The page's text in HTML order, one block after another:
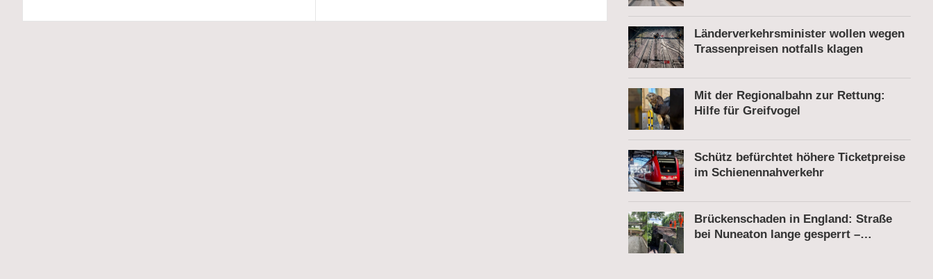
Länderverkehrsminister wollen wegen
Trassenpreisen notfalls klagen
Mit der Regionalbahn zur Rettung:
Hilfe für Greifvogel
Schütz befürchtet höhere Ticketpreise
im Schienennahverkehr
Brückenschaden in England: Straße
bei Nuneaton lange gesperrt –